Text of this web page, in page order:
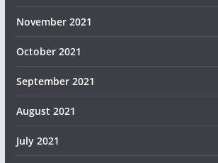
November 2021
October 2021
September 2021
August 2021
July 2021